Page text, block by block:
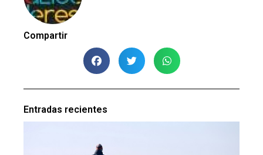
Compartir
Entradas recientes